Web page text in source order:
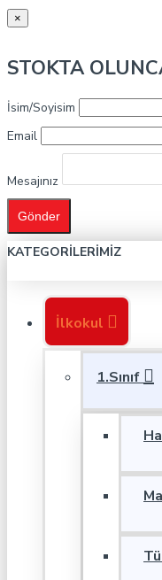
×
STOKTA
İsim/Soyisim
Email
Mesajınız
Gönder
KATEGORILERIMIZ
İlkokul
1.Sınıf